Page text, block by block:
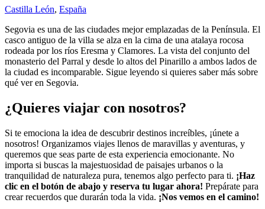
Castilla León, España
Segovia es una de las ciudades mejor emplazadas de la Península. El
casco antiguo de la villa se alza en la cima de una atalaya rocosa
rodeada por los ríos Eresma y Clamores. La vista del conjunto del
monasterio del Parral y desde lo altos del Pinarillo a ambos lados de
la ciudad es incomparable. Sigue leyendo si quieres saber más sobre
qué ver en Segovia.
¿Quieres viajar con nosotros?
Si te emociona la idea de descubrir destinos increíbles, ¡únete a
nosotros! Organizamos viajes llenos de maravillas y aventuras, y
queremos que seas parte de esta experiencia emocionante. No
importa si buscas la majestuosidad de paisajes urbanos o la
tranquilidad de naturaleza pura, tenemos algo perfecto para ti. ¡Haz
clic en el botón de abajo y reserva tu lugar ahora! Prepárate para
crear recuerdos que durarán toda la vida. ¡Nos vemos en el camino!